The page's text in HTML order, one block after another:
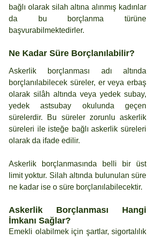
bağlı olarak silah altına alınmış kadınlar
da bu borçlanma türüne
başvurabilmektedirler.
Ne Kadar Süre Borçlanılabilir?
Askerlik borçlanması adı altında
borçlanılabilecek süreler, er veya erbaş
olarak silâh altında veya yedek subay,
yedek astsubay okulunda geçen
sürelerdir. Bu süreler zorunlu askerlik
süreleri ile isteğe bağlı askerlik süreleri
olarak da ifade edilir.
Askerlik borçlanmasında belli bir üst
limit yoktur. Silah altında bulunulan süre
ne kadar ise o süre borçlanılabilecektir.
Askerlik Borçlanması Hangi
İmkanı Sağlar?
Emekli olabilmek için şartlar, sigortalılık